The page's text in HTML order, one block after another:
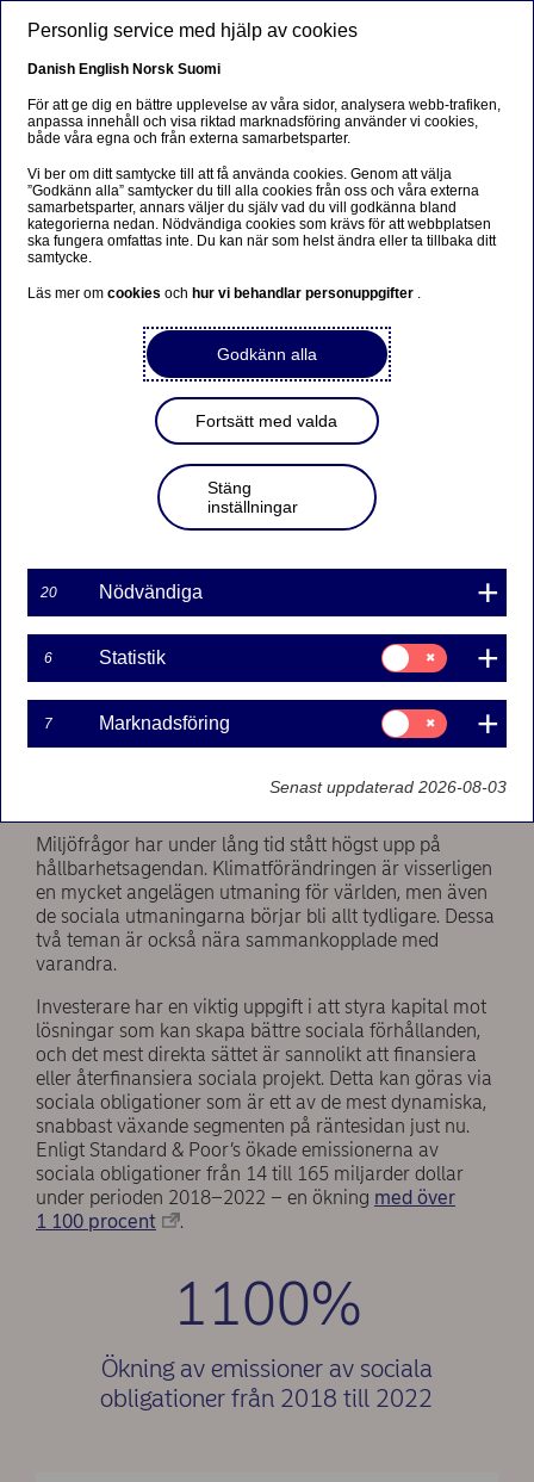
ESG
Sociala obligationer: Investera
för bättre sociala förhållanden
2023-04-18
Investerare har en viktig uppgift i att styra kapital
mot lösningar som kan skapa bättre sociala
förhållanden, och det mest direkta sättet är
sannolikt att finansiera eller återfinansiera sociala
Miljöfrågor har under lång tid stått högst upp på
hållbarhetsagendan. Klimatförändringen är visserligen
en mycket angelägen utmaning för världen, men även
de sociala utmaningarna börjar bli allt tydligare. Dessa
två teman är också nära sammankopplade med
varandra.
Investerare har en viktig uppgift i att styra kapital mot
lösningar som kan skapa bättre sociala förhållanden,
och det mest direkta sättet är sannolikt att finansiera
eller återfinansiera sociala projekt. Detta kan göras via
sociala obligationer som är ett av de mest dynamiska,
snabbast växande segmenten på räntesidan just nu.
Enligt Standard & Poor’s ökade emissionerna av
sociala obligationer från 14 till 165 miljarder dollar
under perioden 2018–2022 – en ökning med över
1 100 procent
.
1100%
Ökning av emissioner av sociala
obligationer från 2018 till 2022
Personlig service med hjälp av cookies
Danish English Norsk Suomi
För att ge dig en bättre upplevelse av våra sidor, analysera webb-trafiken,
anpassa innehåll och visa riktad marknadsföring använder vi cookies,
både våra egna och från externa samarbetsparter.
Vi ber om ditt samtycke till att få använda cookies. Genom att välja
”Godkänn alla” samtycker du till alla cookies från oss och våra externa
samarbetsparter, annars väljer du själv vad du vill godkänna bland
kategorierna nedan. Nödvändiga cookies som krävs för att webbplatsen
ska fungera omfattas inte. Du kan när som helst ändra eller ta tillbaka ditt
samtycke.
Läs mer omcookiesoch hur vi behandlar personuppgifter .
Godkänn alla
Fortsätt med valda
Stäng
inställningar
20 Nödvändiga
6 Statistik
Samtycke
för:
Statistik
7 Marknadsföring
Samtycke
för:
Marknadsföring
Senast uppdaterad 2026-08-03